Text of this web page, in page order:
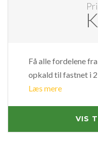
Få alle fordelene
opkald til fastnet i
Læs mere
VIS